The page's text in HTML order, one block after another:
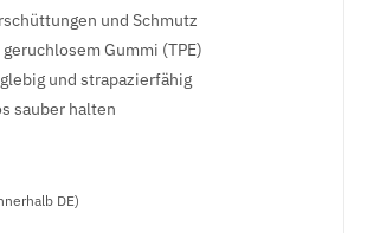
und Schmutz
Gummi (TPE)
und strapazierfähig
sauber halten
DE)